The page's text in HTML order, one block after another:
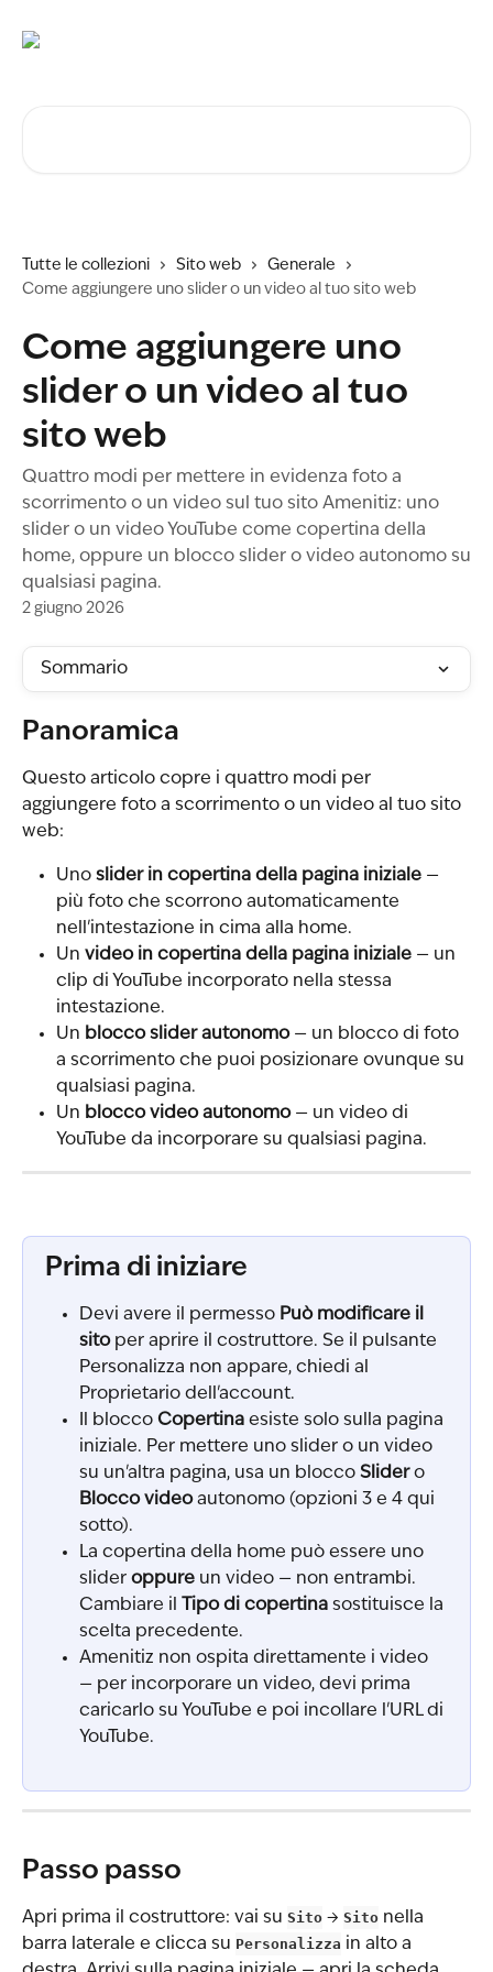
Tutte le collezioni Sito web
Generale
Come aggiungere uno slider o un video al tuo sito web
Come aggiungere uno
slider o un video al tuo
sito web
Quattro modi per mettere in evidenza foto a
scorrimento o un video sul tuo sito Amenitiz: uno
slider o un video YouTube come copertina della
home, oppure un blocco slider o video autonomo su
qualsiasi pagina.
2 giugno 2026
Sommario
Panoramica
Questo articolo copre i quattro modi per
aggiungere foto a scorrimento o un video al tuo sito
web:
Uno slider in copertina della pagina iniziale —
più foto che scorrono automaticamente
nell'intestazione in cima alla home.
Un video in copertina della pagina iniziale — un
clip di YouTube incorporato nella stessa
intestazione.
Un blocco slider autonomo — un blocco di foto
a scorrimento che puoi posizionare ovunque su
qualsiasi pagina.
Un blocco video autonomo — un video di
YouTube da incorporare su qualsiasi pagina.
Prima di iniziare
Devi avere il permesso Può modificare il
sito per aprire il costruttore. Se il pulsante
Personalizza non appare, chiedi al
Proprietario dell'account.
Il blocco Copertina esiste solo sulla pagina
iniziale. Per mettere uno slider o un video
su un'altra pagina, usa un blocco Slider o
Blocco video autonomo (opzioni 3 e 4 qui
sotto).
La copertina della home può essere uno
slider oppure un video — non entrambi.
Cambiare il Tipo di copertina sostituisce la
scelta precedente.
Amenitiz non ospita direttamente i video
— per incorporare un video, devi prima
caricarlo su YouTube e poi incollare l'URL di
YouTube.
Passo passo
Apri prima il costruttore: vai su Sito → Sito nella
barra laterale e clicca su Personalizza in alto a